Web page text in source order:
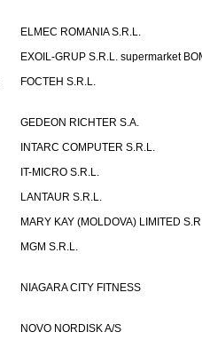
ELMEC ROMANIA S.R.L.
EXOIL-GRUP S.R.L. supermarket
FOCTEH S.R.L.
GEDEON RICHTER S.A.
INTARC COMPUTER S.R.L.
IT-MICRO S.R.L.
LANTAUR S.R.L.
MARY KAY (MOLDOVA) LIMITED
MGM S.R.L.
NIAGARA CITY FITNESS
NOVO NORDISK A/S